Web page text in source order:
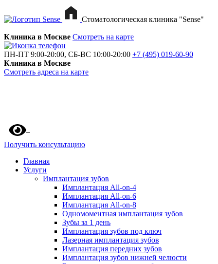
Стоматологическая клиника "Sense"
Клиника в Москве Смотреть на карте
ПН-ПТ 9:00-20:00, СБ-ВС 10:00-20:00 +7 (495) 019-60-90
Клиника в Москве
Смотреть адреса на карте
Получить консультацию
Главная
Услуги
Имплантация зубов
Имплантация All-on-4
Имплантация All-on-6
Имплантация All-on-8
Одномоментная имплантация зубов
Зубы за 1 день
Имплантация зубов под ключ
Лазерная имплантация зубов
Имплантация передних зубов
Имплантация зубов нижней челюсти